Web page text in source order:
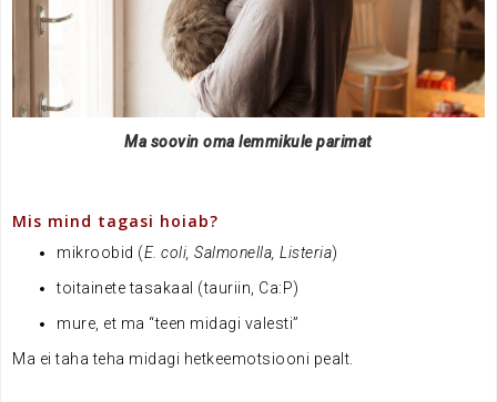
Ma soovin oma lemmikule parimat
Mis mind tagasi hoiab?
mikroobid (E. coli, Salmonella, Listeria)
toitainete tasakaal (tauriin, Ca:P)
mure, et ma “teen midagi valesti”
Ma ei taha teha midagi hetkeemotsiooni pealt.